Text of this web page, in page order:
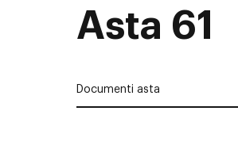
Asta 61
Documenti asta